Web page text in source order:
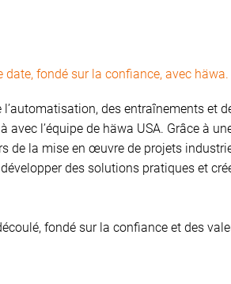
fondé sur la confiance, avec häwa.
des entraînements et
avec l’équipe de häwa USA. Grâce à
de la mise en œuvre de projets
des solutions pratiques et
fondé sur la confiance et des